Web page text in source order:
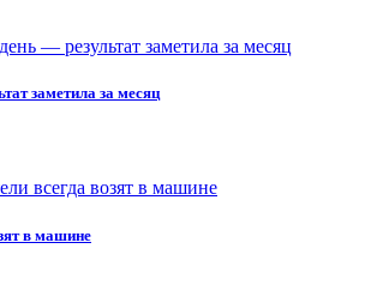
заметила за месяц
в машине